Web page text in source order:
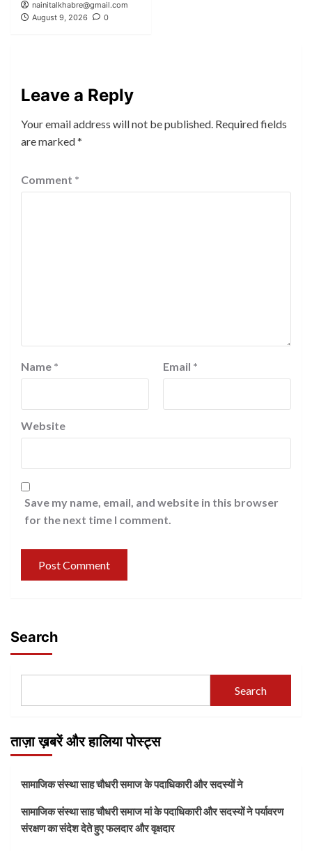
nainitalkhabre@gmail.com
August 9, 2026
0
Leave a Reply
Your email address will not be published. Required fields
are marked*
Comment *
Name * Email *
Website
Save my name, email, and website in this browser
for the next time I comment.
Search
Search
ताज़ा ख़बरें और हालिया पोस्ट्स
सामाजिक संस्था साह चौधरी समाज के पदाधिकारी और सदस्यों ने
सामाजिक संस्था साह चौधरी समाज मां के पदाधिकारी और सदस्यों ने पर्यावरण
संरक्षण का संदेश देते हुए फलदार और वृक्षदार